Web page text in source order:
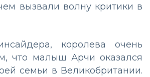
вызвали волну критики в
королева очень
что малыш Арчи оказался
семьи в Великобритании.